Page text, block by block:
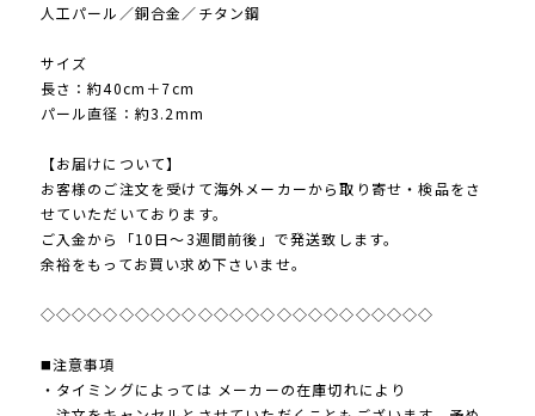
人工パール／銅合金／チタン鋼
サイズ
長さ：約40cm＋7cm
パール直径：約3.2mm
【お届けについて】
お客様のご注文を受けて海外メーカーから取り寄せ・検品をさ
せていただいております。
ご入金から「10日～3週間前後」で発送致します。
余裕をもってお買い求め下さいませ。
◇◇◇◇◇◇◇◇◇◇◇◇◇◇◇◇◇◇◇◇◇◇◇◇◇
◼️注意事項
・タイミングによっては メーカーの在庫切れにより